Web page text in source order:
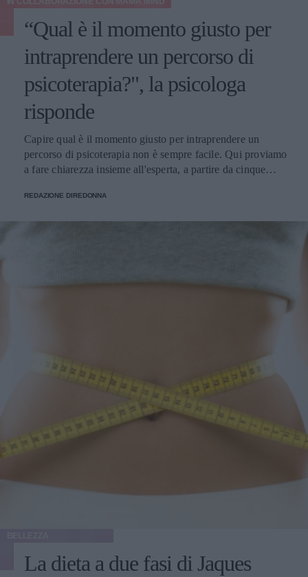
“Qual è il momento giusto per
intraprendere un percorso di
psicoterapia?", la psicologa
risponde
Capire qual è il momento giusto per intraprendere un
percorso di psicoterapia non è sempre facile. Qui proviamo
a fare chiarezza insieme all'esperta, a partire da cinque
REDAZIONE DIREDONNA
La dieta a due fasi di Jaques